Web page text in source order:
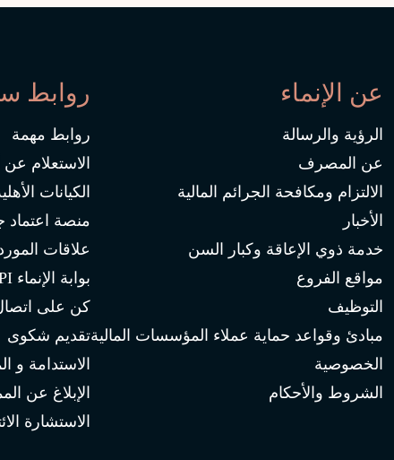
عن الإنماء
الرؤية والرسالة
عن المصرف
الالتزام ومكافحة الجرائم المالية
الأخبار
خدمة ذوي الإعاقة وكبار السن
مواقع الفروع
التوظيف
مبادئ وقواعد حماية عملاء المؤسسات المالية
الخصوصية
الشروط والأحكام
روابط
روابط مهمة
الاستعلام
الكيانات
منصة اعتماد
علاقات
بوابة الإنماء API
كن على
تقديم شكوى
الاستدامة و
الإبلاغ عن
الاستشارة